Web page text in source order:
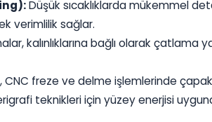
Düşük sıcaklıklarda mükemmel
verimlilik sağlar.
kalınlıklarına bağlı olarak çatlama
CNC freze ve delme işlemlerinde
teknikleri için yüzey enerjisi